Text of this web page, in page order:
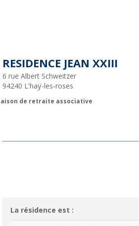
RESIDENCE JEAN XXIII
6 rue Albert Schweitzer
94240 L'haÿ-les-roses
de retraite associative
La résidence est :